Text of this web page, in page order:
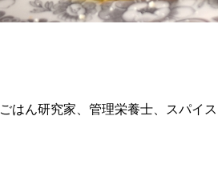
はん研究家、管理栄養士、スパイ